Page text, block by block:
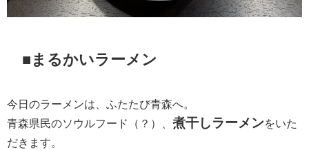
■まるかいラーメン
今日のラーメンは、ふたたび青森へ。
青森県民のソウルフード（？）、 煮干しラーメンをいた
だきます。